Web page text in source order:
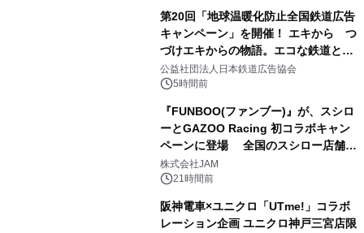
第20回「地球温暖化防止全国鉄道広告
キャンペーン」を開催！ エキから つ
づけエキからの物語。エコな鉄道とと
もに。
公益社団法人日本鉄道広告協会
5時間前
『FUNBOO(ファンブー)』が、スシロ
ーとGAZOO Racing 初コラボキャン
ペーンに登場 全国のスシロー店舗で
GR 4車種の FUNBOO(ミニカー)付き
メニューが展開されます
株式会社JAM
21時間前
阪神電車×ユニクロ「UTme!」コラボ
レーション企画 ユニクロ神戸三宮店限